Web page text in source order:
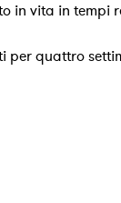
vita in tempi
per quattro